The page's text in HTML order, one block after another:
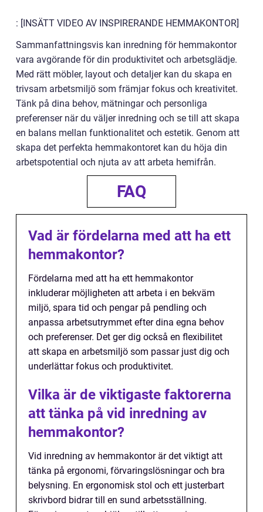
: [INSÄTT VIDEO AV INSPIRERANDE HEMMAKONTOR]
Sammanfattningsvis kan inredning för hemmakontor
vara avgörande för din produktivitet och arbetsglädje.
Med rätt möbler, layout och detaljer kan du skapa en
trivsam arbetsmiljö som främjar fokus och kreativitet.
Tänk på dina behov, mätningar och personliga
preferenser när du väljer inredning och se till att skapa
en balans mellan funktionalitet och estetik. Genom att
skapa det perfekta hemmakontoret kan du höja din
arbetspotential och njuta av att arbeta hemifrån.
FAQ
Vad är fördelarna med att ha ett
hemmakontor?
Fördelarna med att ha ett hemmakontor
inkluderar möjligheten att arbeta i en bekväm
miljö, spara tid och pengar på pendling och
anpassa arbetsutrymmet efter dina egna behov
och preferenser. Det ger dig också en flexibilitet
att skapa en arbetsmiljö som passar just dig och
underlättar fokus och produktivitet.
Vilka är de viktigaste faktorerna
att tänka på vid inredning av
hemmakontor?
Vid inredning av hemmakontor är det viktigt att
tänka på ergonomi, förvaringslösningar och bra
belysning. En ergonomisk stol och ett justerbart
skrivbord bidrar till en sund arbetsställning.